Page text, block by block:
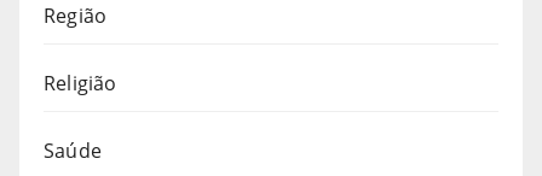
Região
Religião
Saúde